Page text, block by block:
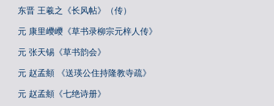
东晋 王羲之《长风帖》（传）
元 康里巎巎《草书录柳宗元梓人传》
元 张天锡《草书韵会》
元 赵孟頫 《送瑛公住持隆教寺疏》
元 赵孟頫《七绝诗册》